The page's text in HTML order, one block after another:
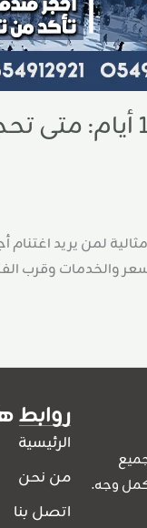
في أول 10 أيام فرصة
والخدمات وقرب
وجه.
روابط
الرئيسية
من نحن
اتصل بنا